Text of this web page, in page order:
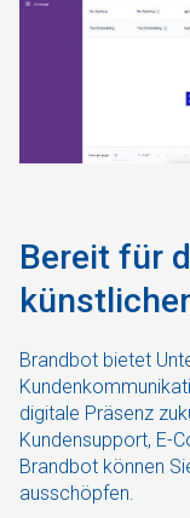
Bereit für
Brandbot bietet
digitale Präsenz
Kundensupport, E-
Brandbot können
ausschöpfen.